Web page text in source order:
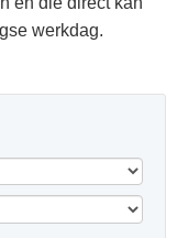
werkdag.